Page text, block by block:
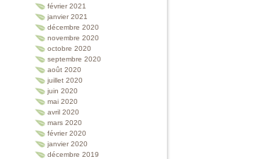
février 2021
janvier 2021
décembre 2020
novembre 2020
octobre 2020
septembre 2020
août 2020
juillet 2020
juin 2020
mai 2020
avril 2020
mars 2020
février 2020
janvier 2020
décembre 2019